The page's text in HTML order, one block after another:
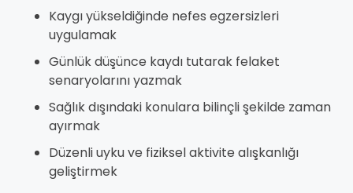
Kaygı yükseldiğinde nefes egzersizleri
uygulamak
Günlük düşünce kaydı tutarak felaket
senaryolarını yazmak
Sağlık dışındaki konulara bilinçli şekilde zaman
ayırmak
Düzenli uyku ve fiziksel aktivite alışkanlığı
geliştirmek